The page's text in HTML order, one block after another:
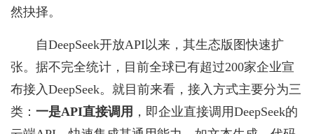
然抉择。
自DeepSeek开放API以来，其生态版图快速扩
张。据不完全统计，目前全球已有超过200家企业宣
布接入DeepSeek。就目前来看，接入方式主要分为三
类： 一是API直接调用 ，即企业直接调用DeepSeek的